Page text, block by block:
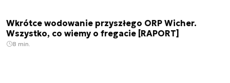
Wkrótce wodowanie przyszłego ORP Wicher.
Wszystko, co wiemy o fregacie [RAPORT]
8 min.